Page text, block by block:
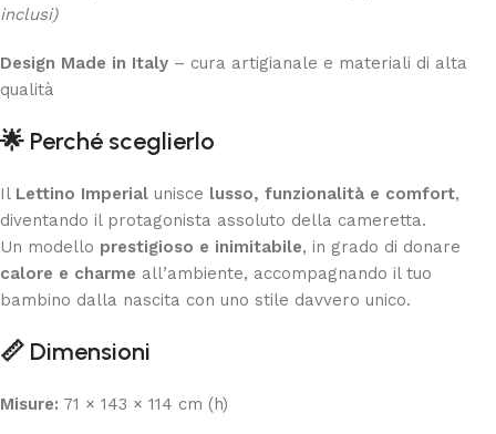
inclusi)
Design Made in Italy – cura artigianale e materiali di alta
qualità
🌟 Perché sceglierlo
Il Lettino Imperial unisce lusso, funzionalità e comfort,
diventando il protagonista assoluto della cameretta.
Un modello prestigioso e inimitabile, in grado di donare
calore e charme all’ambiente, accompagnando il tuo
bambino dalla nascita con uno stile davvero unico.
📏 Dimensioni
Misure: 71 × 143 × 114 cm (h)